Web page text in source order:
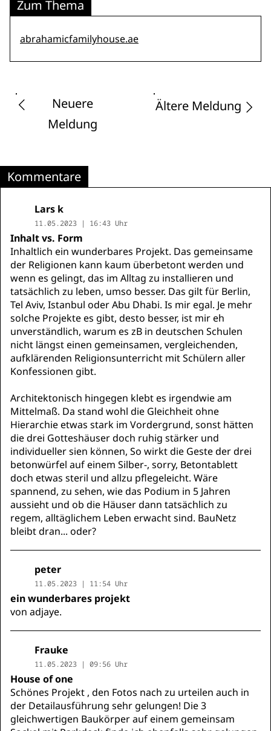
Zum Thema
abrahamicfamilyhouse.ae
Neuere
Meldung
Ältere Meldung
Kommentare
Lars k
11.05.2023 | 16:43 Uhr
Inhalt vs. Form
Inhaltlich ein wunderbares Projekt. Das gemeinsame
der Religionen kann kaum überbetont werden und
wenn es gelingt, das im Alltag zu installieren und
tatsächlich zu leben, umso besser. Das gilt für Berlin,
Tel Aviv, Istanbul oder Abu Dhabi. Is mir egal. Je mehr
solche Projekte es gibt, desto besser, ist mir eh
unverständlich, warum es zB in deutschen Schulen
nicht längst einen gemeinsamen, vergleichenden,
aufklärenden Religionsunterricht mit Schülern aller
Konfessionen gibt.
Architektonisch hingegen klebt es irgendwie am
Mittelmaß. Da stand wohl die Gleichheit ohne
Hierarchie etwas stark im Vordergrund, sonst hätten
die drei Gotteshäuser doch ruhig stärker und
individueller sien können, So wirkt die Geste der drei
betonwürfel auf einem Silber-, sorry, Betontablett
doch etwas steril und allzu pflegeleicht. Wäre
spannend, zu sehen, wie das Podium in 5 Jahren
aussieht und ob die Häuser dann tatsächlich zu
regem, alltäglichem Leben erwacht sind. BauNetz
bleibt dran... oder?
peter
11.05.2023 | 11:54 Uhr
ein wunderbares projekt
von adjaye.
Frauke
11.05.2023 | 09:56 Uhr
House of one
Schönes Projekt , den Fotos nach zu urteilen auch in
der Detailausführung sehr gelungen! Die 3
gleichwertigen Baukörper auf einem gemeinsam